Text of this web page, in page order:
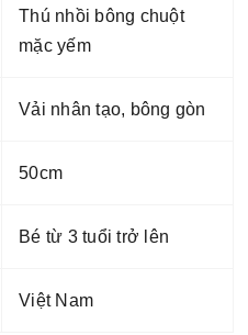
Thú nhồi bông chuột
mặc yếm
Vải nhân tạo, bông gòn
50cm
Bé từ 3 tuổi trở lên
Việt Nam